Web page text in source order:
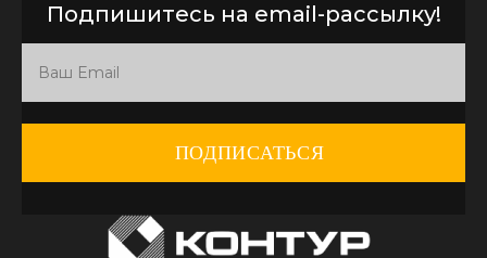
Подпишитесь на email-рассылку!
ПОДПИСАТЬСЯ